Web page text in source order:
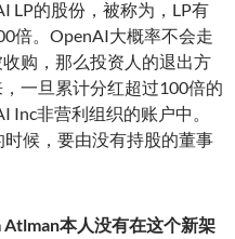
LP的股份，被称为，LP有
倍。OpenAI大概率不会走
购，那么投资人的退出方
一旦累计分红超过100倍的
Inc非营利组织的账户中。
候，要由没有持股的董事
Atlman本人没有在这个新架